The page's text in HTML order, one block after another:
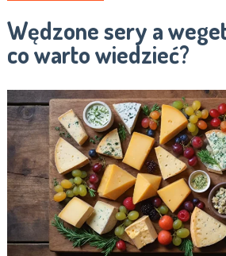
Wędzone sery a
co warto wiedzieć?